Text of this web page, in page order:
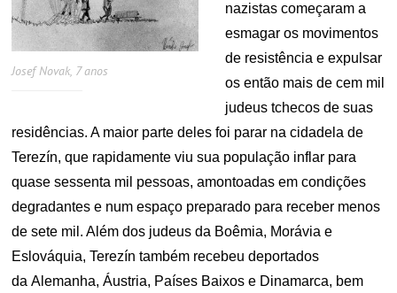
Josef Novak, 7 anos
nazistas começaram a
esmagar os movimentos
de resistência e expulsar
os então mais de cem mil
judeus tchecos de suas
residências. A maior parte deles foi parar na cidadela de
Terezín, que rapidamente viu sua população inflar para
quase sessenta mil pessoas, amontoadas em condições
degradantes e num espaço preparado para receber menos
de sete mil. Além dos judeus da Boêmia, Morávia e
Eslováquia, Terezín também recebeu deportados
da Alemanha, Áustria, Países Baixos e Dinamarca, bem